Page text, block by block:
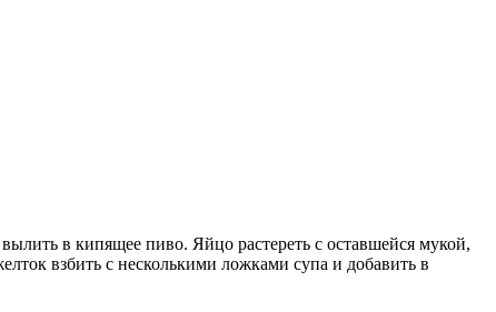
в кипящее пиво. Яйцо растереть с оставшейся мукой,
взбить с несколькими ложками супа и добавить в